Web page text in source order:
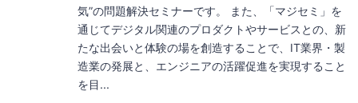
気”の問題解決セミナーです。 また、「マジセミ」を
通じてデジタル関連のプロダクトやサービスとの、新
たな出会いと体験の場を創造することで、IT業界・製
造業の発展と、エンジニアの活躍促進を実現すること
を目...